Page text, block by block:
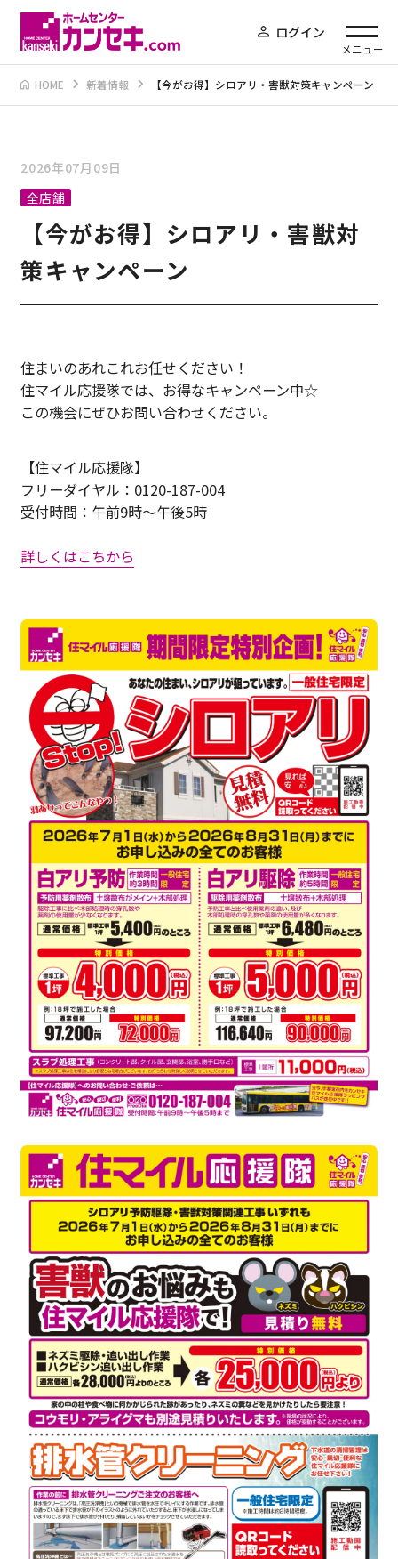
メニュー
ログイン
HOME 新着情報 【今がお得】シロアリ・害獣対策キャンペーン
2026年07月09日
全店舗
【今がお得】シロアリ・害獣対
策キャンペーン
住まいのあれこれお任せください！
住マイル応援隊では、お得なキャンペーン中☆
この機会にぜひお問い合わせください。
【住マイル応援隊】
フリーダイヤル：0120-187-004
受付時間：午前9時～午後5時
詳しくはこちから